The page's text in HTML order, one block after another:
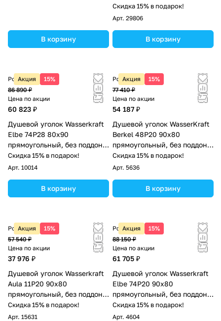
В корзину
прозрачное стекло, никель
Скидка 15% в подарок!
Арт. 29806
В корзину
Акция 15%
Розничная цена
86 890 ₽
Цена по акции
60 823 ₽
Душевой уголок Wasserkraft
Elbe 74P28 80х90
прямоугольный, без поддона,
прозрачное стекло, черный
Скидка 15% в подарок!
Арт. 10014
В корзину
Акция 15%
Розничная цена
77 410 ₽
Цена по акции
54 187 ₽
Душевой уголок WasserKraft
Berkel 48P20 90х80
прямоугольный, без поддона,
прозрачное стекло, хром
Скидка 15% в подарок!
Арт. 5636
В корзину
Акция 15%
Розничная цена
57 540 ₽
Цена по акции
37 976 ₽
Душевой уголок Wasserkraft
Aula 11P20 90х80
прямоугольный, без поддона,
прозрачное стекло, хром
Скидка 15% в подарок!
Арт. 15631
Акция 15%
Розничная цена
88 150 ₽
Цена по акции
61 705 ₽
Душевой уголок Wasserkraft
Elbe 74P20 90х80
прямоугольный, без поддона,
прозрачное стекло, черный
Скидка 15% в подарок!
Арт. 4604